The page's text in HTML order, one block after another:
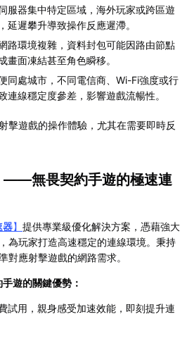
服器集中特定區域，海外玩家或跨區遊
延遲攀升導致操作反應遲滯。
路環境複雜，資料封包可能因路由節點
畫面凍結甚至角色瞬移。
同處城市，不同電信商、Wi-Fi強度或行
連線穩定度參差，影響遊戲流暢性。
擊遊戲的操作體驗，尤其在需要即時反
——無畏契約手遊的極速連
器】 提供專業級優化解決方案，憑藉強大
為玩家打造高速穩定的連線環境。秉持
對應射擊遊戲的網路需求。
遊的關鍵優勢：
試用，親身感受加速效能，即刻提升連